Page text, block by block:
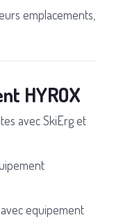
emplacements,
HYROX
avec SkiErg et
equipement